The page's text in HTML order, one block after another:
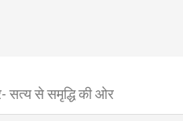
सत्य से समृद्धि की ओर